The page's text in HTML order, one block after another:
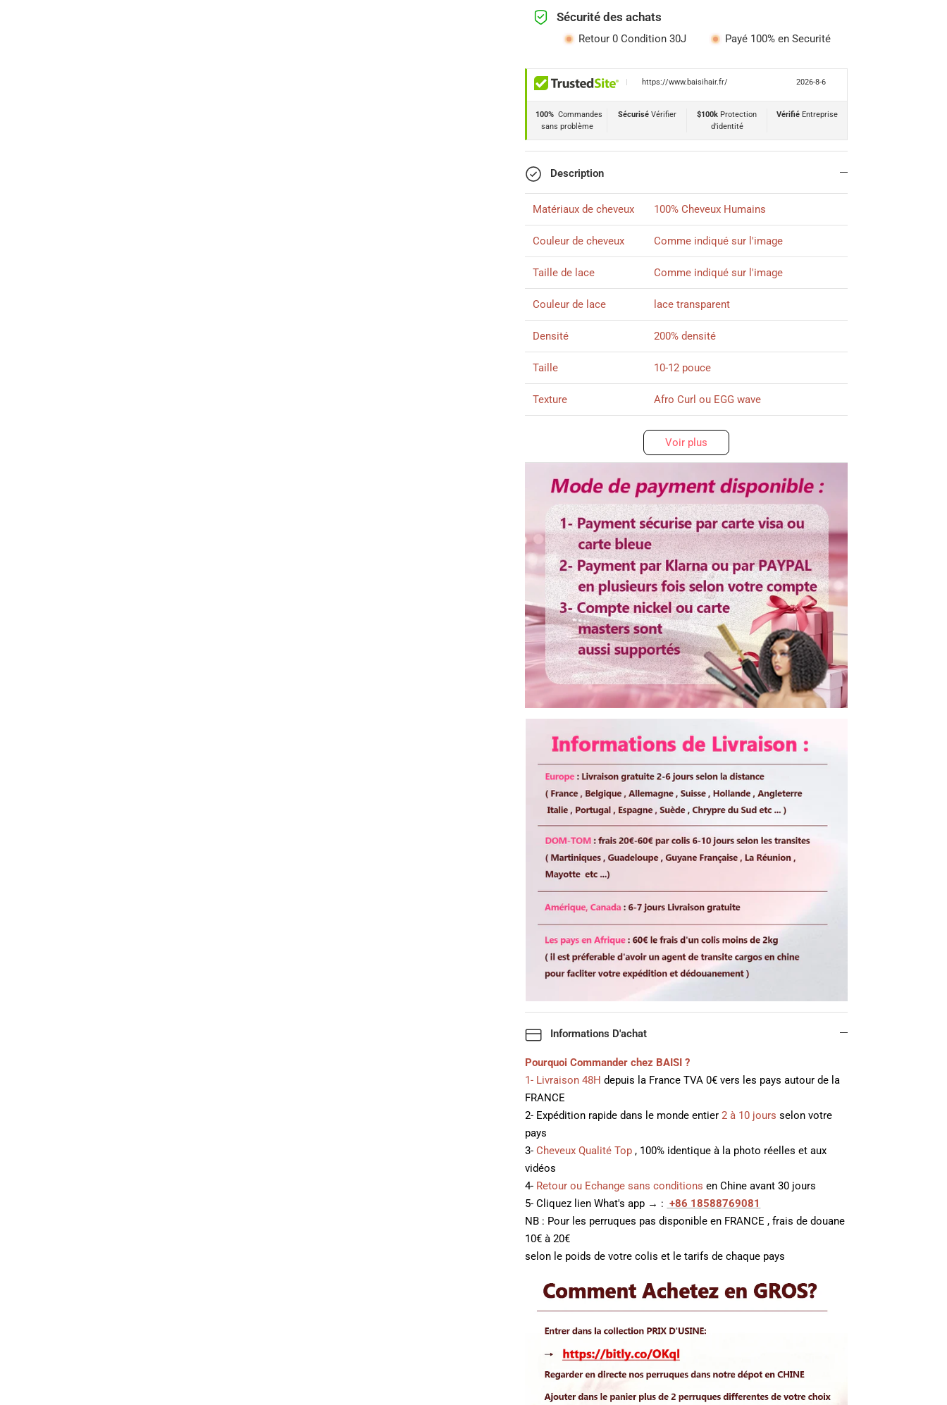
Sécurité des achats
Retour 0 Condition 30J Payé 100% en Securité
https://www.baisihair.fr/ 2026-8-6
100% Commandes
sans problème
SécuriséVérifier $100k Protection
d'identité
Vérifié Entreprise
Description
Matériaux de cheveux 100% Cheveux Humains
Couleur de cheveux Comme indiqué sur l'image
Taille de lace Comme indiqué sur l'image
Couleur de lace lace transparent
Densité 200% densité
Taille 10-12 pouce
Texture Afro Curl ou EGG wave
Si vous achetez les perruques déjà en
France, délai de livraison environs
3jours, il n'y a pas de livraison pendant
weekend. Si le colis envoyé depuis de
la Chine, délai de livraison environs
12jours, il n'y a pas de livraison
pendant weekend.
Délai d'utilisation Plus de 3 ans
Bandes élastique Ajustable
Colorable ou
décolorable
Oui
Lisser ou boucler au
Oui
Voir plus
Informations D'achat
Pourquoi Commander chez BAISI ?
1- Livraison 48H depuis la France TVA 0€ vers les pays autour de la
FRANCE
2- Expédition rapide dans le monde entier 2 à 10 joursselon votre
pays
3- Cheveux Qualité Top, 100% identique à la photo réelles et aux
vidéos
4- Retour ou Echange sans conditionsen Chine avant 30 jours
5- Cliquez lien What's app → : +86 18588769081
NB : Pour les perruques pas disponible en FRANCE , frais de douane
10€ à 20€
selon le poids de votre colis et le tarifs de chaque pays